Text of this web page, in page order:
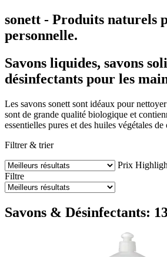
sonett - Produits naturels
personnelle.
Savons liquides, savons
désinfectants pour les
Les savons sonett sont idéaux pour
sont de grande qualité biologique et
essentielles pures et des huiles végétales
Filtrer & trier
Prix
Filtre
Savons & Désinfectants: